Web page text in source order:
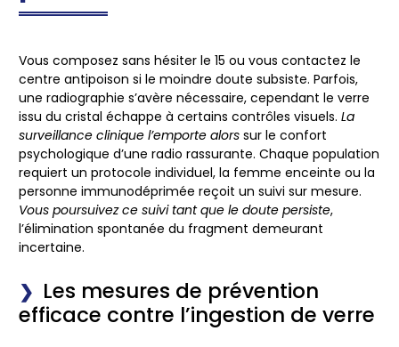
Vous composez sans hésiter le 15 ou vous contactez le
centre antipoison si le moindre doute subsiste. Parfois,
une radiographie s’avère nécessaire, cependant le verre
issu du cristal échappe à certains contrôles visuels. La
surveillance clinique l’emporte alors sur le confort
psychologique d’une radio rassurante. Chaque population
requiert un protocole individuel, la femme enceinte ou la
personne immunodéprimée reçoit un suivi sur mesure.
Vous poursuivez ce suivi tant que le doute persiste,
l’élimination spontanée du fragment demeurant
incertaine.
Les mesures de prévention
efficace contre l’ingestion de verre